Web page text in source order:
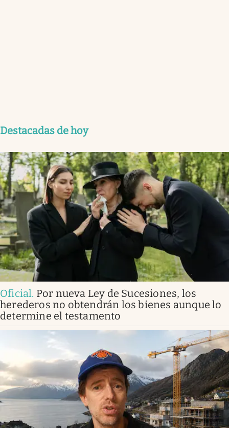
Destacadas de hoy
Oficial. Por nueva Ley de Sucesiones, los
herederos no obtendrán los bienes aunque lo
determine el testamento